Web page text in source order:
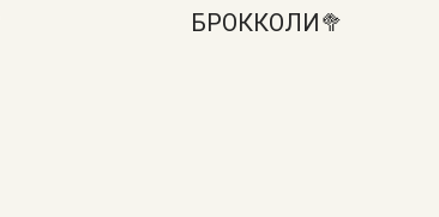
БРОККОЛИ🥦